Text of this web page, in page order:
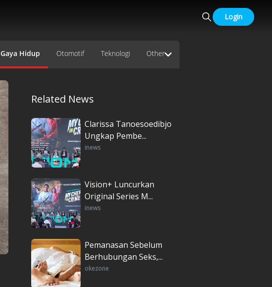
Login
Gaya Hidup Otomotif Teknologi Other
Related News
Clarissa Tanoesoedibjo
Ungkap Pembe...
inews
Vision+ Luncurkan
Original Series M...
inews
Pemanasan Sebelum
Berhubungan Seks,...
okezone